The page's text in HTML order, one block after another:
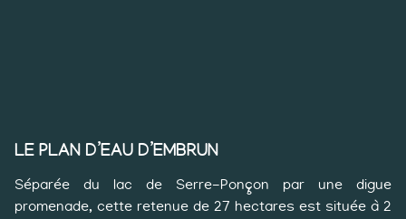
LE PLAN D’EAU D’EMBRUN
Séparée du lac de Serre-Ponçon par une digue
promenade, cette retenue de 27 hectares est située à 2